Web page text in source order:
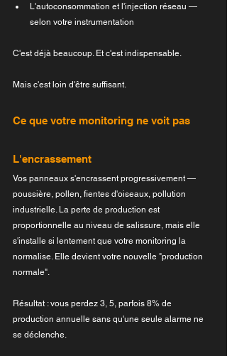
L'autoconsommation et l'injection réseau —
selon votre instrumentation
C'est déjà beaucoup. Et c'est indispensable.
Mais c'est loin d'être suffisant.
Ce que votre monitoring ne voit pas
L'encrassement
Vos panneaux s'encrassent progressivement —
poussière, pollen, fientes d'oiseaux, pollution
industrielle. La perte de production est
proportionnelle au niveau de salissure, mais elle
s'installe si lentement que votre monitoring la
normalise. Elle devient votre nouvelle "production
normale".
Résultat : vous perdez 3, 5, parfois 8% de
production annuelle sans qu'une seule alarme ne
se déclenche.